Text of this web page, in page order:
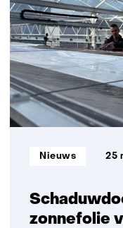
Parks-
label:
zonneparken
die
energie
én
natuur
opleveren
zonnefolie
Informatietype:
Nieuws 25